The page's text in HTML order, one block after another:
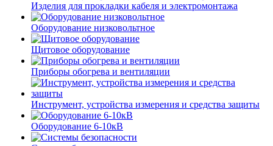
Изделия для прокладки кабеля и электромонтажа
Оборудование низковольтное
Щитовое оборудование
Приборы обогрева и вентиляции
Инструмент, устройства измерения и средства защиты
Оборудование 6-10кВ